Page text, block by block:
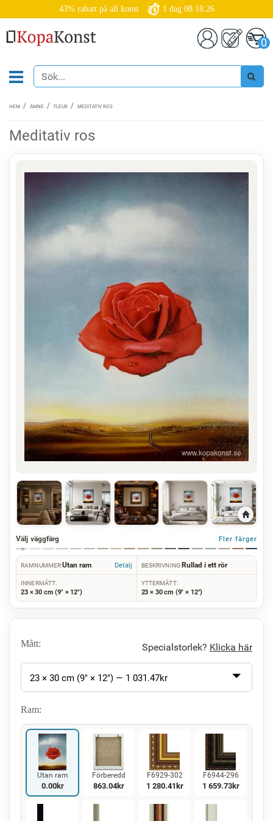
43% rabatt på all konst 1 dag 08:18:25
0
HEM ÄMNE FLEUR MEDITATIV ROS
Meditativ ros
Välj väggfärg Fler färger
RAMNUMMER:Utan ram Detalj BESKRIVNING:Rullad i ett rör
INNERMÅTT:
23 × 30 cm (9" × 12")
YTTERMÅTT:
23 × 30 cm (9" × 12")
Mått: Specialstorlek? Klicka här
23 × 30 cm (9" × 12") — 1 031.47kr
Ram:
Utan ram
0.00kr
Förberedd
863.04kr
F6929-302
1 280.41 kr
F6944-296
1 659.73kr